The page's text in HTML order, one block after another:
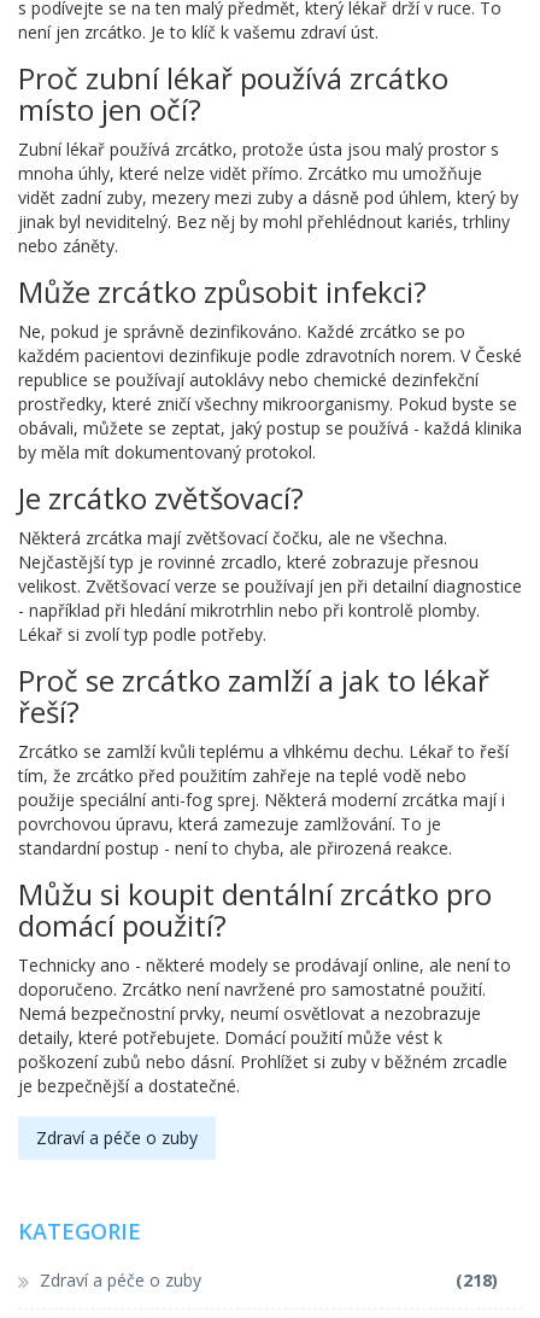
s podívejte se na ten malý předmět, který lékař drží v ruce. To
není jen zrcátko. Je to klíč k vašemu zdraví úst.
Proč zubní lékař používá zrcátko
místo jen očí?
Zubní lékař používá zrcátko, protože ústa jsou malý prostor s
mnoha úhly, které nelze vidět přímo. Zrcátko mu umožňuje
vidět zadní zuby, mezery mezi zuby a dásně pod úhlem, který by
jinak byl neviditelný. Bez něj by mohl přehlédnout kariés, trhliny
nebo záněty.
Může zrcátko způsobit infekci?
Ne, pokud je správně dezinfikováno. Každé zrcátko se po
každém pacientovi dezinfikuje podle zdravotních norem. V České
republice se používají autoklávy nebo chemické dezinfekční
prostředky, které zničí všechny mikroorganismy. Pokud byste se
obávali, můžete se zeptat, jaký postup se používá - každá klinika
by měla mít dokumentovaný protokol.
Je zrcátko zvětšovací?
Některá zrcátka mají zvětšovací čočku, ale ne všechna.
Nejčastější typ je rovinné zrcadlo, které zobrazuje přesnou
velikost. Zvětšovací verze se používají jen při detailní diagnostice
- například při hledání mikrotrhlin nebo při kontrolě plomby.
Lékař si zvolí typ podle potřeby.
Proč se zrcátko zamlží a jak to lékař
řeší?
Zrcátko se zamlží kvůli teplému a vlhkému dechu. Lékař to řeší
tím, že zrcátko před použitím zahřeje na teplé vodě nebo
použije speciální anti-fog sprej. Některá moderní zrcátka mají i
povrchovou úpravu, která zamezuje zamlžování. To je
standardní postup - není to chyba, ale přirozená reakce.
Můžu si koupit dentální zrcátko pro
domácí použití?
Technicky ano - některé modely se prodávají online, ale není to
doporučeno. Zrcátko není navržené pro samostatné použití.
Nemá bezpečnostní prvky, neumí osvětlovat a nezobrazuje
detaily, které potřebujete. Domácí použití může vést k
poškození zubů nebo dásní. Prohlížet si zuby v běžném zrcadle
je bezpečnější a dostatečné.
Zdraví a péče o zuby
KATEGORIE
Zdraví a péče o zuby (218)